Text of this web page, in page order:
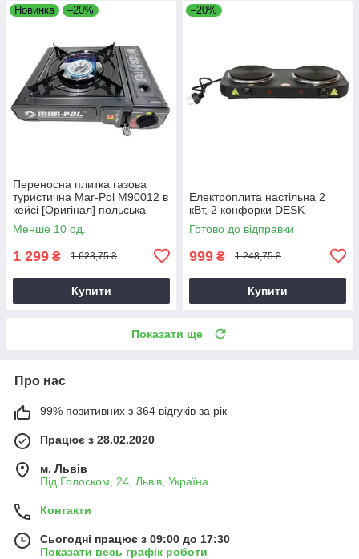
Новинка –20%
Переносна плитка газова
туристична Mar-Pol M90012 в
кейсі [Оригінал] польська
Менше 10 од.
1 299 ₴ 1 623,75 ₴
Купити
–20%
Електроплита настільна 2
кВт, 2 конфорки DESK
Готово до відправки
999 ₴ 1 248,75 ₴
Купити
Показати ще
Про нас
99% позитивних з 364 відгуків за рік
Працює з 28.02.2020
м. Львів
Під Голоском, 24, Львів, Україна
Контакти
Сьогодні працює з 09:00 до 17:30
Показати весь графік роботи